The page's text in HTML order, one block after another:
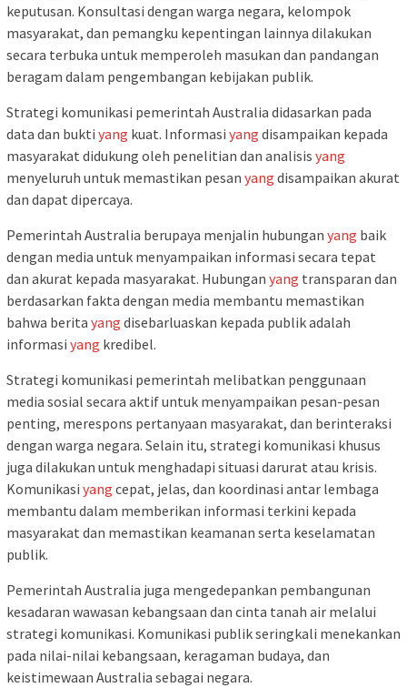
keputusan. Konsultasi dengan warga negara, kelompok
masyarakat, dan pemangku kepentingan lainnya dilakukan
secara terbuka untuk memperoleh masukan dan pandangan
beragam dalam pengembangan kebijakan publik.
Strategi komunikasi pemerintah Australia didasarkan pada
data dan bukti yang kuat. Informasi yang disampaikan kepada
masyarakat didukung oleh penelitian dan analisis yang
menyeluruh untuk memastikan pesan yang disampaikan akurat
dan dapat dipercaya.
Pemerintah Australia berupaya menjalin hubungan yang baik
dengan media untuk menyampaikan informasi secara tepat
dan akurat kepada masyarakat. Hubungan yang transparan dan
berdasarkan fakta dengan media membantu memastikan
bahwa berita yang disebarluaskan kepada publik adalah
informasi yang kredibel.
Strategi komunikasi pemerintah melibatkan penggunaan
media sosial secara aktif untuk menyampaikan pesan-pesan
penting, merespons pertanyaan masyarakat, dan berinteraksi
dengan warga negara. Selain itu, strategi komunikasi khusus
juga dilakukan untuk menghadapi situasi darurat atau krisis.
Komunikasi yang cepat, jelas, dan koordinasi antar lembaga
membantu dalam memberikan informasi terkini kepada
masyarakat dan memastikan keamanan serta keselamatan
publik.
Pemerintah Australia juga mengedepankan pembangunan
kesadaran wawasan kebangsaan dan cinta tanah air melalui
strategi komunikasi. Komunikasi publik seringkali menekankan
pada nilai-nilai kebangsaan, keragaman budaya, dan
keistimewaan Australia sebagai negara.